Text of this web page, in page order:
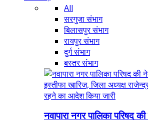
All
सरगुजा संभाग
बिलासपुर संभाग
रायपुर संभाग
दुर्ग संभाग
बस्तर संभाग
नवापारा नगर पालिका परिषद